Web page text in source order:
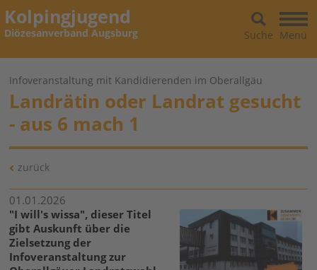
Kolpingjugend
Diözesanverband Augsburg Menü
Suche
Infoveranstaltung mit Kandidierenden im Oberallgäu
Landrätin oder Landrat gesucht
- aus 6 mach 1
zurück
01.01.2026
"I will's wissa", dieser Titel
gibt Auskunft über die
Zielsetzung der
Infoveranstaltung zur